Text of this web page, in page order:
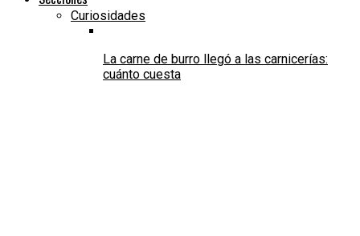
Curiosidades
La carne de burro llegó a las carnicerías:
cuánto cuesta